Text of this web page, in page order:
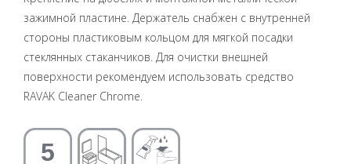
зажимной пластине. Держатель снабжен с внутренней
стороны пластиковым кольцом для мягкой посадки
стеклянных стаканчиков. Для очистки внешней
поверхности рекомендуем использовать средство
RAVAK Cleaner Chrome.